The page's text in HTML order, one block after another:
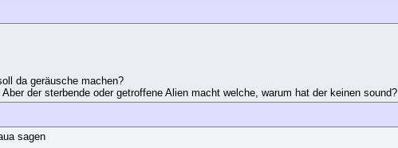
da geräusche machen?
der sterbende oder getroffene Alien macht welche, warum hat der keinen sound?
sagen